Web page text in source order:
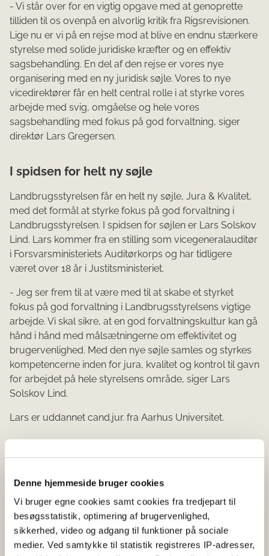
Denne hjemmeside bruger cookies
Vi bruger egne cookies samt cookies fra tredjepart til
besøgsstatistik, optimering af brugervenlighed,
sikkerhed, video og adgang til funktioner på sociale
medier. Ved samtykke til statistik registreres IP-adresser,
- Vi står over for en vigtig opgave med at genoprette
tilliden til os ovenpå en alvorlig kritik fra Rigsrevisionen.
Lige nu er vi på en rejse mod at blive en endnu stærkere
styrelse med solide juridiske kræfter og en effektiv
sagsbehandling. En del af den rejse er vores nye
organisering med en ny juridisk søjle. Vores to nye
vicedirektører får en helt central rolle i at styrke vores
arbejde med svig, omgåelse og hele vores
sagsbehandling med fokus på god forvaltning, siger
direktør Lars Gregersen.
I spidsen for helt ny søjle
Landbrugsstyrelsen får en helt ny søjle, Jura & Kvalitet,
med det formål at styrke fokus på god forvaltning i
Landbrugsstyrelsen. I spidsen for søjlen er Lars Solskov
Lind. Lars kommer fra en stilling som vicegeneralauditør
i Forsvarsministeriets Auditørkorps og har tidligere
været over 18 år i Justitsministeriet.
- Jeg ser frem til at være med til at skabe et styrket
fokus på god forvaltning i Landbrugsstyrelsens vigtige
arbejde. Vi skal sikre, at en god forvaltningskultur kan gå
hånd i hånd med målsætningerne om effektivitet og
brugervenlighed. Med den nye søjle samles og styrkes
kompetencerne inden for jura, kvalitet og kontrol til gavn
for arbejdet på hele styrelsens område, siger Lars
Solskov Lind.
Lars er uddannet cand.jur. fra Aarhus Universitet.
Den nye vicedirektør i Landbrugsstyrelsens sønderjyske
kaserne er Bente Koudal Sørensen. Hun har en lang
erfaring fra det offentlige og kommer senest fra en
stilling som underdirektør i Vurderingsstyrelsen i
Haderslev. Hun har tidligere været i Statsforvaltningen